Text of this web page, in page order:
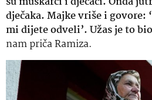
dječaka. Majke vriše i govore:
mi dijete odveli’. Užas je to
nam priča Ramiza.